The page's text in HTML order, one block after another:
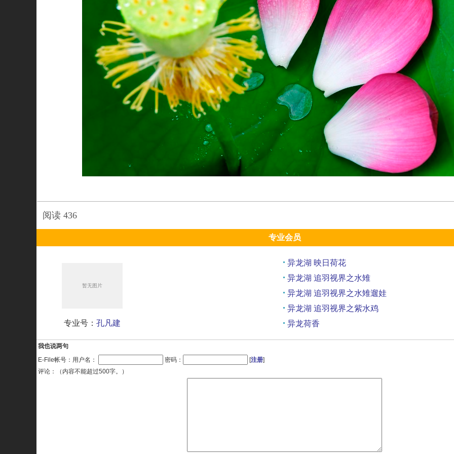
阅读 436
专业会员
专业号： 孔凡建
异龙湖 映日荷花
异龙湖 追羽视界之水雉
异龙湖 追羽视界之水雉遛娃
异龙湖 追羽视界之紫水鸡
异龙荷香
异龙湖 荷影葶影
我也说两句
E-File帐号：用户名：
密码： [注册]
评论：（内容不能超过500字。）